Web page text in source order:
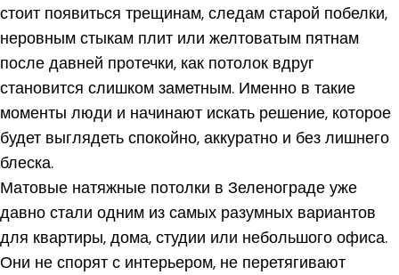
стоит появиться трещинам, следам старой побелки,
неровным стыкам плит или желтоватым пятнам
после давней протечки, как потолок вдруг
становится слишком заметным. Именно в такие
моменты люди и начинают искать решение, которое
будет выглядеть спокойно, аккуратно и без лишнего
блеска.
Матовые натяжные потолки в Зеленограде уже
давно стали одним из самых разумных вариантов
для квартиры, дома, студии или небольшого офиса.
Они не спорят с интерьером, не перетягивают